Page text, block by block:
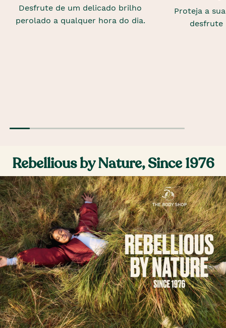
Desfrute de um delicado brilho
perolado a qualquer hora do dia.
Proteja a
desfrute
Rebellious by Nature, Since 1976